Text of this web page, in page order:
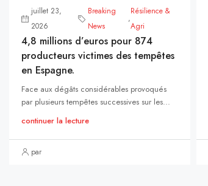
juillet 23,
2026
Breaking
News
,
Résilience &
Agri
4,8 millions d’euros pour 874
producteurs victimes des tempêtes
en Espagne.
Face aux dégâts considérables provoqués
par plusieurs tempêtes successives sur les...
continuer la lecture
par